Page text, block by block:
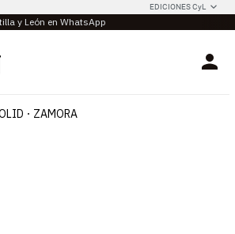
EDICIONES CyL
y León en WhatsApp
Login
ZAMORA